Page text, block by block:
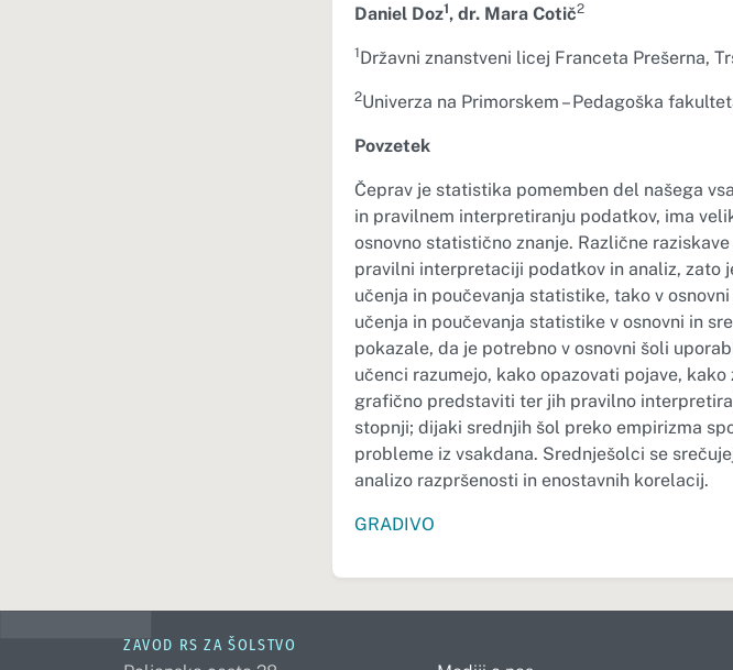
Daniel Doz1, dr. Mara Cotič2
1 Državni znanstveni licej Franceta Prešerna,
2Univerza na Primorskem – Pedagoška
Povzetek
Čeprav je statistika pomemben del našega
in pravilnem interpretiranju podatkov, ima
osnovno statistično znanje. Različne
pravilni interpretaciji podatkov in analiz, zato
učenja in poučevanja statistike, tako v
učenja in poučevanja statistike v osnovni in
pokazale, da je potrebno v osnovni šoli
učenci razumejo, kako opazovati pojave,
grafično predstaviti ter jih pravilno
stopnji; dijaki srednjih šol preko empirizma
probleme iz vsakdana. Srednješolci se
analizo razpršenosti in enostavnih korelacij.
GRADIVO
ZAVOD RS ZA ŠOLSTVO